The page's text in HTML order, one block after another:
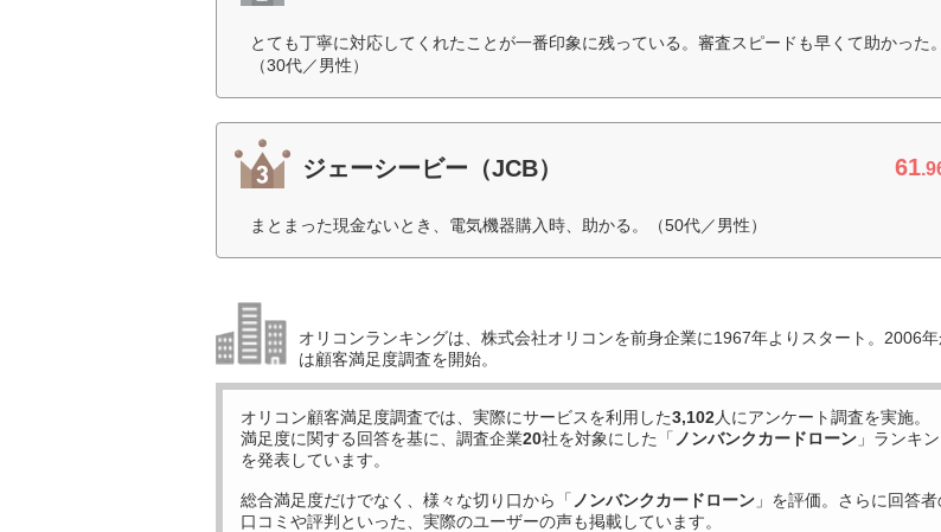
とても丁寧に対応してくれたことが一番印象に残っている。審査スピードも早くて助かった。
（30代／男性）
ジェーシービー（JCB） 61
まとまった現金ないとき、電気機器購入時、助かる。（50代／男性）
オリコンランキングは、株式会社オリコンを前身企業に1967年よりスタート。2006年
は顧客満足度調査を開始。
オリコン顧客満足度調査では、実際にサービスを利用した3,102人にアンケート調査を実施。
満足度に関する回答を基に、調査企業20社を対象にした「 ノンバンクカードローン 」ランキ
を発表しています。
総合満足度だけでなく、様々な切り口から「 ノンバンクカードローン 」を評価。さらに回答者
口コミや評判といった、実際のユーザーの声も掲載しています。